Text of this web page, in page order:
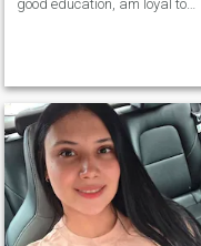
good education, am loyal to
me happy, that's enough.😊